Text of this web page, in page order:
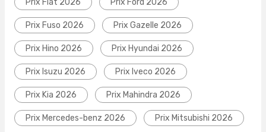
Prix Fiat 2026 Prix Ford 2026
Prix Fuso 2026 Prix Gazelle 2026
Prix Hino 2026 Prix Hyundai 2026
Prix Isuzu 2026 Prix Iveco 2026
Prix Kia 2026 Prix Mahindra 2026
Prix Mercedes-benz 2026 Prix Mitsubishi 2026